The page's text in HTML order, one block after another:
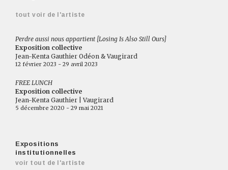
tout voir de l'artiste
Perdre aussi nous appartient [Losing Is Also Still Ours]
Exposition collective
Jean-Kenta Gauthier Odéon & Vaugirard
12 février 2023 - 29 avril 2023
FREE LUNCH
Exposition collective
Jean-Kenta Gauthier | Vaugirard
5 décembre 2020 - 29 mai 2021
Expositions
institutionnelles
voir tout de l'artiste